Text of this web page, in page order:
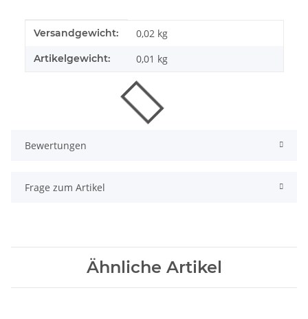
Produkteigenschaft
Wert
Versandgewicht: 0,02 kg
Artikelgewicht: 0,01 kg
Bewertungen
Frage zum Artikel
Ähnliche Artikel